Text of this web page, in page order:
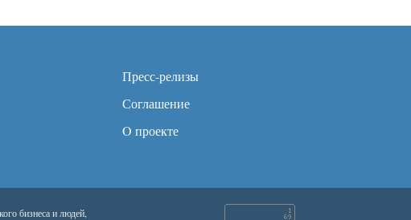
Пресс-релизы
Соглашение
O проекте
бизнеса и людей,